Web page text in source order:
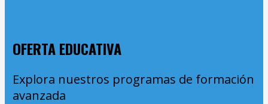
OFERTA EDUCATIVA
Explora nuestros programas de formación
avanzada